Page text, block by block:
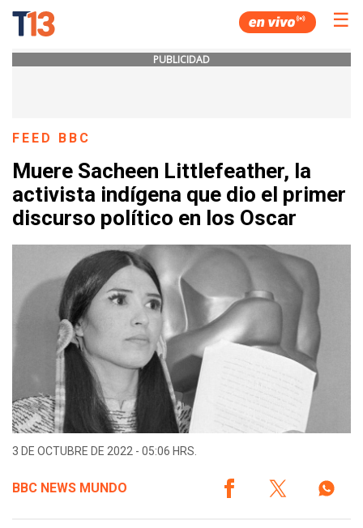
☰
PUBLICIDAD
FEED BBC
Muere Sacheen Littlefeather, la
activista indígena que dio el primer
discurso político en los Oscar
3 DE OCTUBRE DE 2022 - 05:06 HRS.
BBC NEWS MUNDO